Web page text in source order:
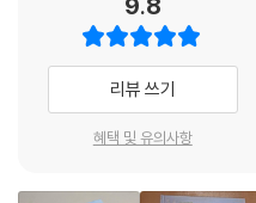
을 합니다. “너, 도, 도대체 정체가
이루리아에서 온 특수 요원이지요
움이 끊이지 않는 건 이루리아에
세상에 싸움이 전염병처럼 번질
어난 나로의 상상력을 빌려 줄 수밖
펄럭이 손에 이끌려 다시 이루리
리뷰 쓰기
혜택 및 유의사항